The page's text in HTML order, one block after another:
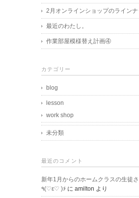
2月オンラインショップのライン
最近のわたし。
作業部屋模様替え計画④
カテゴリー
blog
lesson
work shop
未分類
最近のコメント
新年1月からのホームクラスの生徒
٩(♡ε♡ )۶ に amilton より